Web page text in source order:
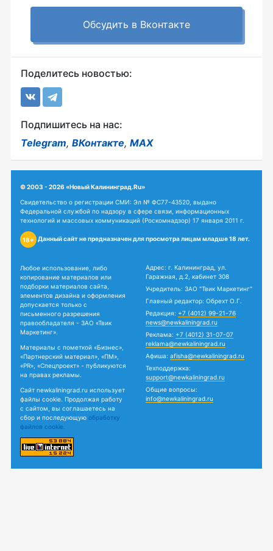
Обсудить в Вконтакте
Поделитесь новостью:
Подпишитесь на нас:
Telegram, ВКонтакте, MAX
© 2003 - 2026 «Новый Калининград.Ru»
Свидетельство о регистрации СМИ: Эл № ФС77-43520, выдано
Федеральной службой по надзору в сфере связи, информационных
технологий и массовых коммуникаций (Роскомнадзор) 17 января 2011 г.
18+ Данный сайт не предназначен для просмотра лицам младше 18 лет.
Любое использование, либо
копирование материалов или
подборки материалов сайта,
элементов дизайна и оформления
допускается только с
письменного разрешения
правообладателя - ЗАО «Твик
Маркетинг».
Материалы с пометкой «Бизнес»,
«Партнерский материал», «ПМ»,
«PR», «Спецпроект» - публикуются
на правах рекламы.
Сайт newkaliningrad.ru использует
файлы cookie. Продолжая работу
с сайтом, вы соглашаетесь на
сбор и последующую обработку
файлов cookie.
Адрес: г. Калининград, ул.
Гаражная, д.2, кабинет 308
Учредитель: ЗАО "Твик Маркетинг"
Главный редактор: Обрехт О.Г.
Редакция: +7 (4012) 99-21-76
news@newkaliningrad.ru
Реклама: +7 (4012) 31-07-07
reklama@newkaliningrad.ru
Афиша: afisha@newkaliningrad.ru
Техподдержка:
support@newkaliningrad.ru
Общие вопросы:
info@newkaliningrad.ru